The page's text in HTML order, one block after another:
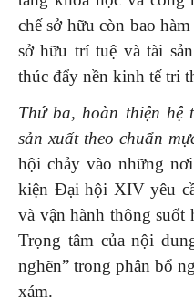
chế sở hữu còn bao
sở hữu trí tuệ và tài
thúc đẩy nền kinh tế tri
Thứ ba, hoàn thiện hệ
sản xuất theo chuẩn
hội chảy vào những
kiện Đại hội XIV yêu
và vận hành thông suốt
Trọng tâm của nội
nghẽn” trong phân bổ
xám.